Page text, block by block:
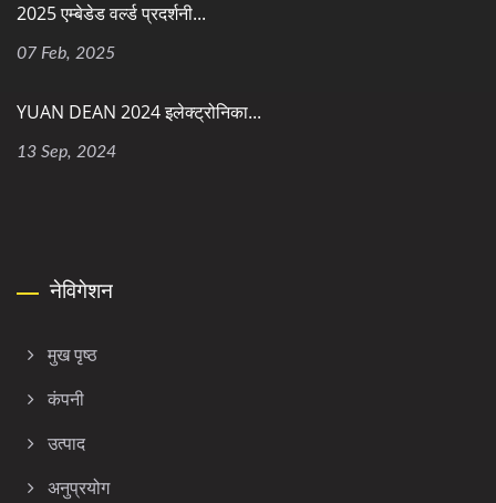
2025 एम्बेडेड वर्ल्ड प्रदर्शनी...
07 Feb, 2025
YUAN DEAN 2024 इलेक्ट्रोनिका...
13 Sep, 2024
नेविगेशन
मुख पृष्ठ
कंपनी
उत्पाद
अनुप्रयोग